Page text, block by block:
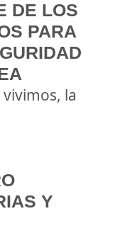
DE LOS
PARA
la
Y